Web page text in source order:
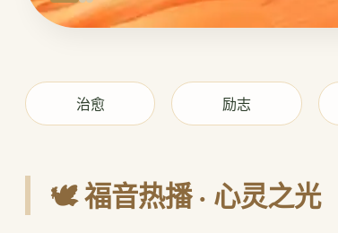
治愈 励志
🕊️ 福音热播 · 心灵之光